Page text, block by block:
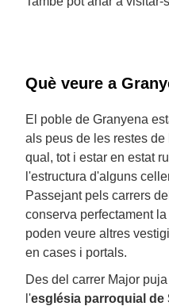
Què veure a
El poble de Granyena
als peus de les restes de
qual, tot i estar en estat
l'estructura d'alguns
Passejant pels carrers
conserva perfectament
poden veure altres
en cases i portals.
Des del carrer Major
l'església parroquial de